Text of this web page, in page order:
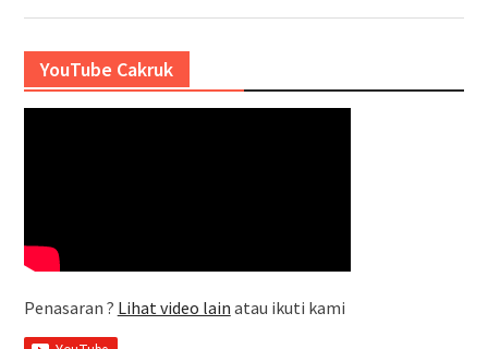
YouTube Cakruk
Penasaran ? Lihat video lain atau ikuti kami